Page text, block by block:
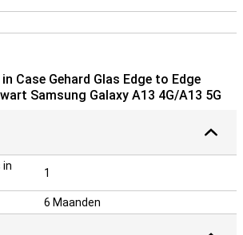
Case Gehard Glas Edge to Edge
Samsung Galaxy A13 4G/A13 5G
in
1
6 Maanden